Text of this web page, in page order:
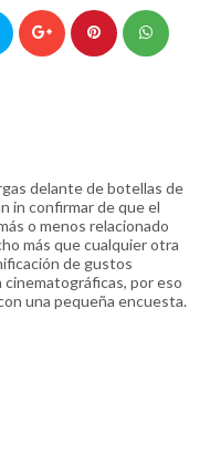
delante de botellas de
in confirmar de que el
o menos relacionado
más que cualquier otra
de gustos
por eso
una pequeña encuesta.